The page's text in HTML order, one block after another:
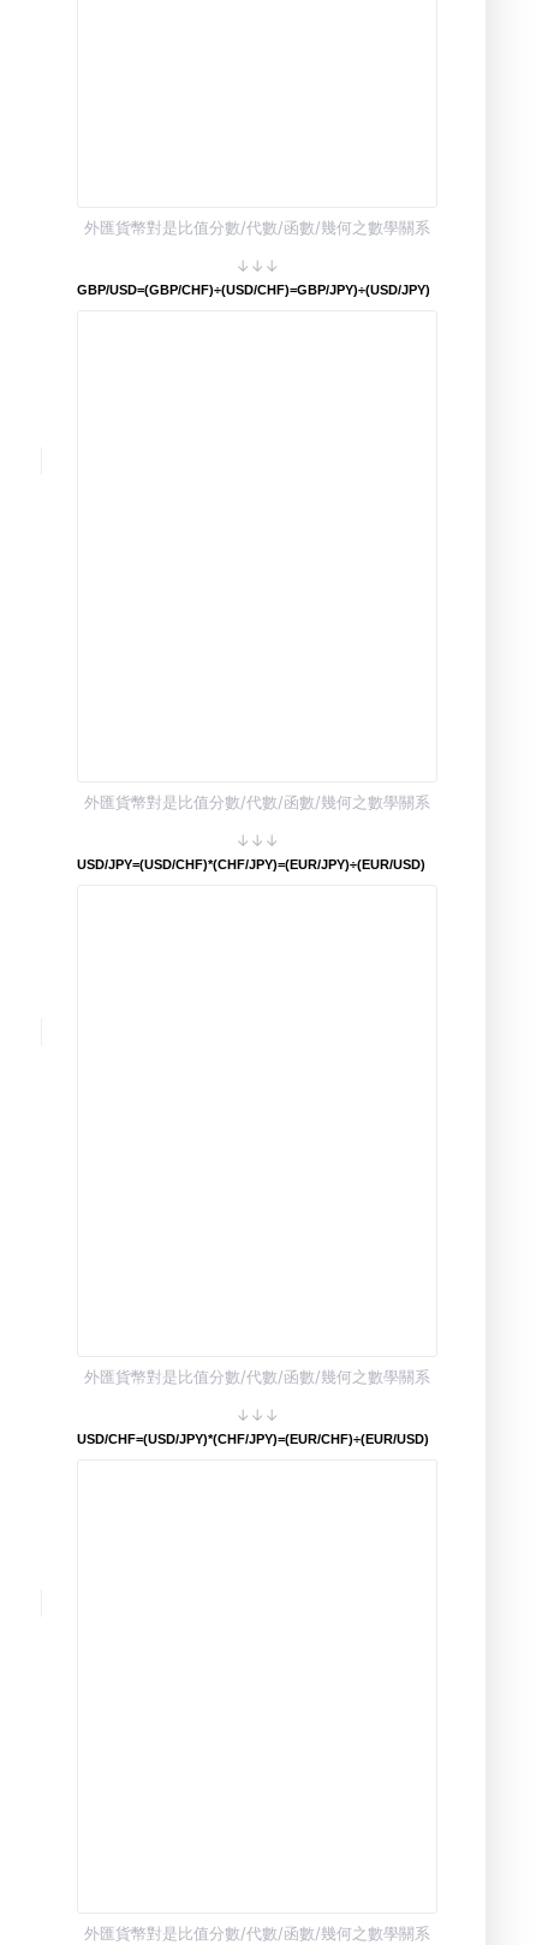
外匯貨幣對是比值分數/代數/函數/幾何之數學關系
↓↓↓
GBP/USD=(GBP/CHF)÷(USD/CHF)=GBP/JPY)÷(USD/JPY)
外匯貨幣對是比值分數/代數/函數/幾何之數學關系
↓↓↓
USD/JPY=(USD/CHF)*(CHF/JPY)=(EUR/JPY)÷(EUR/USD)
外匯貨幣對是比值分數/代數/函數/幾何之數學關系
↓↓↓
USD/CHF=(USD/JPY)*(CHF/JPY)=(EUR/CHF)÷(EUR/USD)
外匯貨幣對是比值分數/代數/函數/幾何之數學關系